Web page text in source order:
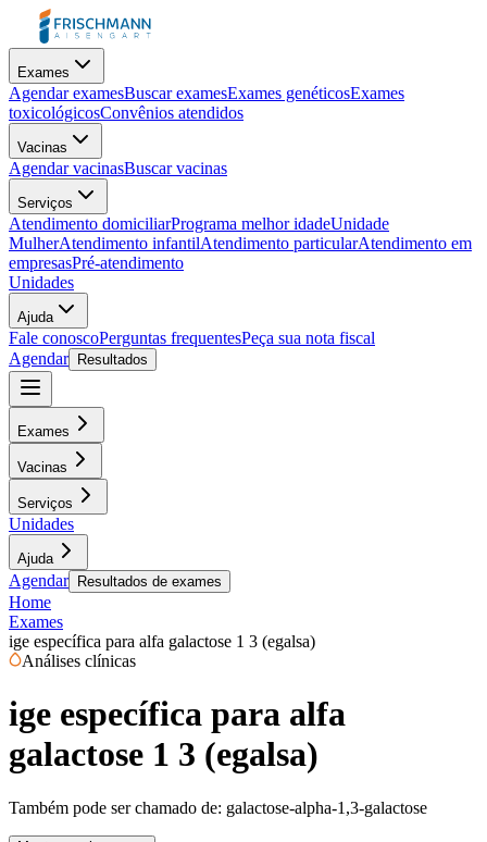
Exames
Agendar examesBuscar examesExames genéticosExames
toxicológicosConvênios atendidos
Vacinas
Agendar vacinasBuscar vacinas
Serviços
Atendimento domiciliarPrograma melhor idadeUnidade
MulherAtendimento infantilAtendimento particularAtendimento em
empresasPré-atendimento
Unidades
Ajuda
Fale conoscoPerguntas frequentesPeça sua nota fiscal
Agendar
Resultados
Exames
Vacinas
Serviços
Unidades
Ajuda
Agendar Resultados de exames
Home
Exames
ige específica para alfa galactose 1 3 (egalsa)
Análises clínicas
ige específica para alfa
galactose 1 3 (egalsa)
Também pode ser chamado de: galactose-alpha-1,3-galactose